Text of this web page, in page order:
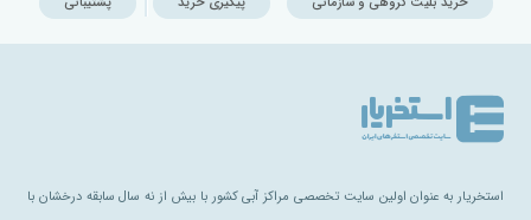
استخریار به عنوان اولین سایت تخصصی مراکز آبی کشور با بیش از نه سال سابقه درخشان با